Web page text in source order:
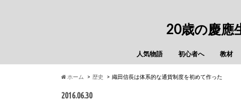
20歳の慶應
人気物語 初心者へ 教材
ホーム 歴史 織田信長は体系的な通貨制度を初めて作った
2016.06.30